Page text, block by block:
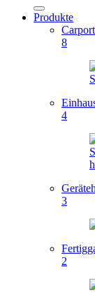
Produkte
8
4
3
2